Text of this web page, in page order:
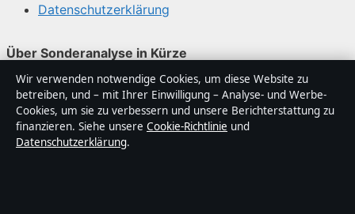
Datenschutzerklärung
Über Sonderanalyse in Kürze
Sonderanalyse ist ein unabhängiger digitaler
Nachrichtenanbieter mit Fokus auf Politik, Wirtschaft,
Technik und Gesellschaft in Deutschland. Jeder Artikel
trägt eine Byline, wird von einem Redakteur geprüft und
Wir verwenden notwendige Cookies, um diese Website zu
betreiben, und – mit Ihrer Einwilligung – Analyse- und Werbe-
Cookies, um sie zu verbessern und unsere Berichterstattung zu
finanzieren. Siehe unsere Cookie-Richtlinie und
Datenschutzerklärung.